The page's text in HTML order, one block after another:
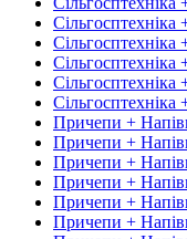
Сільгосптехніка
Сільгосптехніка
Сільгосптехніка
Сільгосптехніка
Причепи +
Причепи +
Причепи +
Причепи +
Причепи +
Причепи +